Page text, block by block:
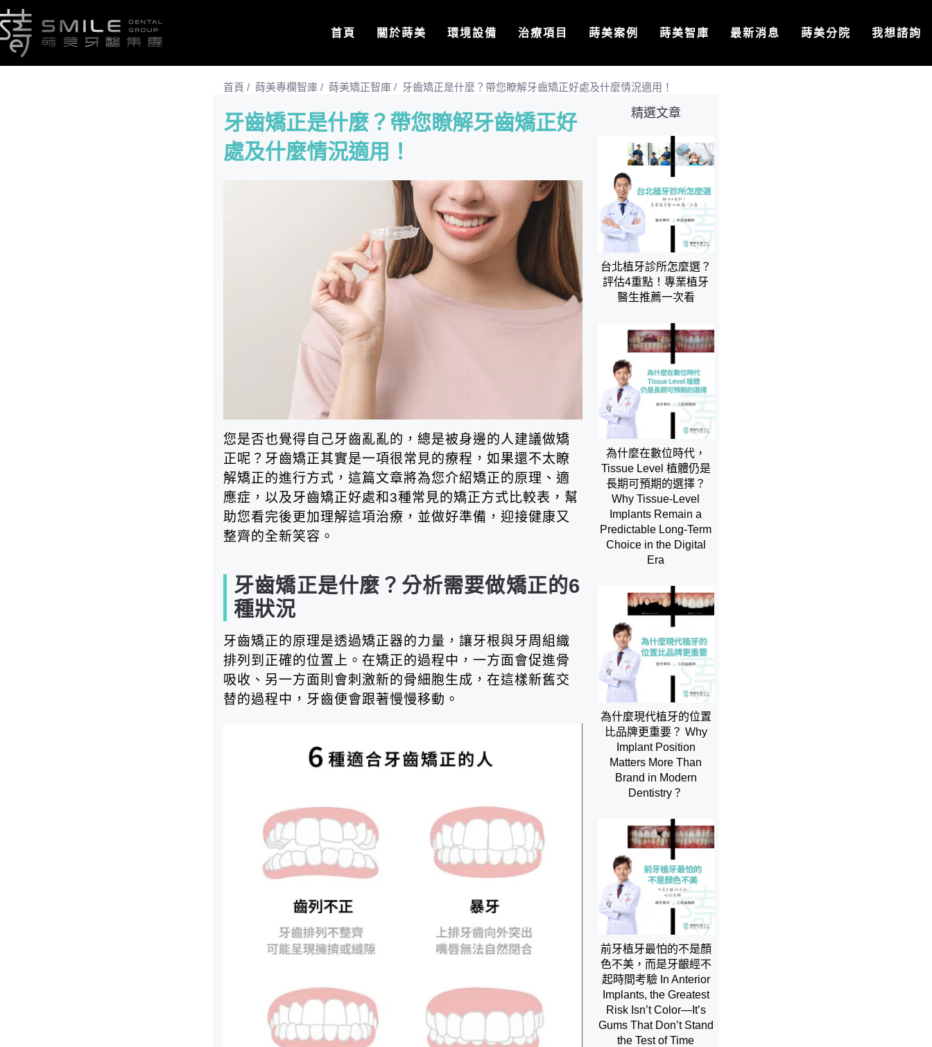
首頁 關於蒔美 環境設備 治療項目 蒔美案例 蒔美智庫 最新消息 蒔美分院 我想諮詢
首頁 / 蒔美專欄智庫 / 蒔美矯正智庫 / 牙齒矯正是什麼？帶您瞭解牙齒矯正好處及什麼情況適用！
牙齒矯正是什麼？帶您瞭解牙齒矯正好
處及什麼情況適用！
您是否也覺得自己牙齒亂亂的，總是被身邊的人建議做矯
正呢？牙齒矯正其實是一項很常見的療程，如果還不太瞭
解矯正的進行方式，這篇文章將為您介紹矯正的原理、適
應症，以及牙齒矯正好處和3種常見的矯正方式比較表，幫
助您看完後更加理解這項治療，並做好準備，迎接健康又
整齊的全新笑容。
牙齒矯正是什麼？分析需要做矯正的6
種狀況
牙齒矯正的原理是透過矯正器的力量，讓牙根與牙周組織
排列到正確的位置上。在矯正的過程中，一方面會促進骨
吸收、另一方面則會刺激新的骨細胞生成，在這樣新舊交
替的過程中，牙齒便會跟著慢慢移動。
精選文章
台北植牙診所怎麼選？
評估4重點！專業植牙
醫生推薦一次看
為什麼在數位時代，
Tissue Level 植體仍是
長期可預期的選擇？
Why Tissue-Level
Implants Remain a
Predictable Long-Term
Choice in the Digital
Era
為什麼現代植牙的位置
比品牌更重要？ Why
Implant Position
Matters More Than
Brand in Modern
Dentistry？
前牙植牙最怕的不是顏
色不美，而是牙齦經不
起時間考驗 In Anterior
Implants, the Greatest
Risk Isn’t Color—It’s
Gums That Don’t Stand
the Test of Time